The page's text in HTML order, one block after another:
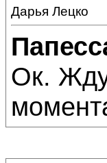
Дарья Лецко
Ок.